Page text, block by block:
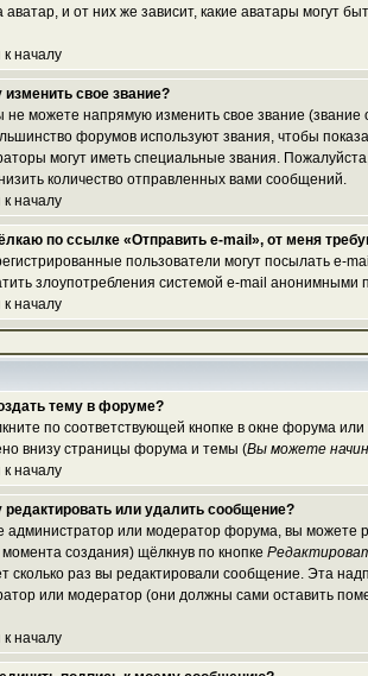
аватар, и от них же зависит, какие аватары могут
к началу
изменить свое звание?
можете напрямую изменить свое звание
форумов используют звания, чтобы
могут иметь специальные звания.
количество отправленных вами сообщений.
к началу
по ссылке «Отправить e-mail», от меня
пользователи могут посылать
злоупотребления системой e-mail анонимными
к началу
тему в форуме?
по соответствующей кнопке в окне форума
внизу страницы форума и темы (Вы можете
к началу
редактировать или удалить сообщение?
администратор или модератор форума, вы можете
создания) щёлкнув по кнопке
сколько раз вы редактировали сообщение. Эта
или модератор (они должны сами оставить
к началу